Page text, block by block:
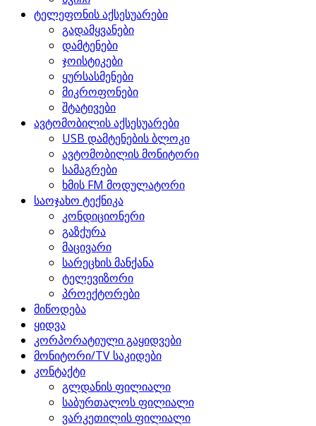
ტელეფონის აქსესუარები
გადამყვანები
დამტენები
ჯოისტიკები
ყურსასმენები
მიკროფონები
შტატივები
ავტომობილის აქსესუარები
USB დამტენების ბლოკი
ავტომობილის მონიტორი
სამაგრები
ხმის FM მოდულატორი
საოჯახო ტექნიკა
კონდიციონერი
გაზქურა
მაცივარი
სარეცხის მანქანა
ტელევიზორი
პროექტორები
მიწოდება
ყიდვა
კორპორატიული გაყიდვები
მონიტორი/TV საკიდები
კონტაქტი
გლდანის ფილიალი
საბურთალოს ფილიალი
ვარკეთილის ფილიალი